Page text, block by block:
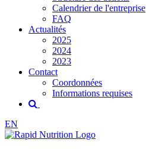
Calendrier de l'entreprise
FAQ
Actualités
2025
2024
2023
Contact
Coordonnées
Informations requises
EN